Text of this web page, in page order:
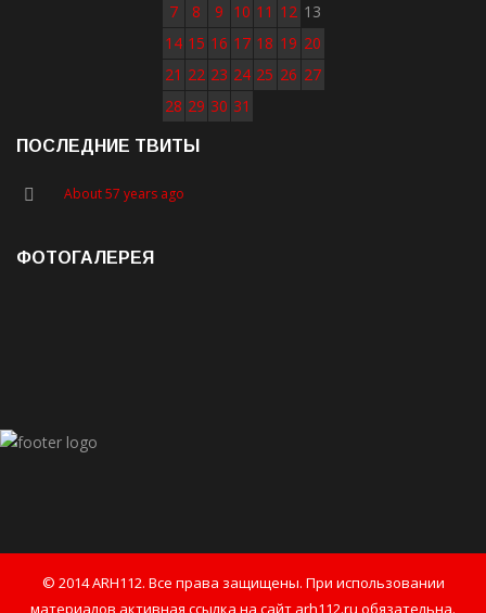
7
8 9 10 11 12 13
14 15 16 17 18 19 20
21 22 23 24 25 26 27
28 29 30 31
ПОСЛЕДНИЕ ТВИТЫ
About 57 years ago
ФОТОГАЛЕРЕЯ
© 2014 ARH112. Все права защищены. При использовании
материалов активная ссылка на сайт arh112.ru обязательна.